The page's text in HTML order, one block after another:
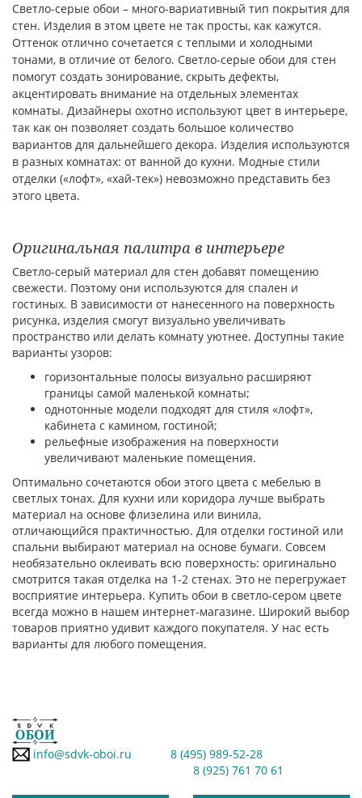
Светло-серые обои – много-вариативный тип покрытия для
стен. Изделия в этом цвете не так просты, как кажутся.
Оттенок отлично сочетается с теплыми и холодными
тонами, в отличие от белого. Светло-серые обои для стен
помогут создать зонирование, скрыть дефекты,
акцентировать внимание на отдельных элементах
комнаты. Дизайнеры охотно используют цвет в интерьере,
так как он позволяет создать большое количество
вариантов для дальнейшего декора. Изделия используются
в разных комнатах: от ванной до кухни. Модные стили
отделки («лофт», «хай-тек») невозможно представить без
этого цвета.
Оригинальная палитра в интерьере
Светло-серый материал для стен добавят помещению
свежести. Поэтому они используются для спален и
гостиных. В зависимости от нанесенного на поверхность
рисунка, изделия смогут визуально увеличивать
пространство или делать комнату уютнее. Доступны такие
варианты узоров:
горизонтальные полосы визуально расширяют
границы самой маленькой комнаты;
однотонные модели подходят для стиля «лофт»,
кабинета с камином, гостиной;
рельефные изображения на поверхности
увеличивают маленькие помещения.
Оптимально сочетаются обои этого цвета с мебелью в
светлых тонах. Для кухни или коридора лучше выбрать
материал на основе флизелина или винила,
отличающийся практичностью. Для отделки гостиной или
спальни выбирают материал на основе бумаги. Совсем
необязательно оклеивать всю поверхность: оригинально
смотрится такая отделка на 1-2 стенах. Это не перегружает
восприятие интерьера. Купить обои в светло-сером цвете
всегда можно в нашем интернет-магазине. Широкий выбор
товаров приятно удивит каждого покупателя. У нас есть
варианты для любого помещения.
info@sdvk-oboi.ru
8 (495) 989-52-28
8 (925) 761 70 61